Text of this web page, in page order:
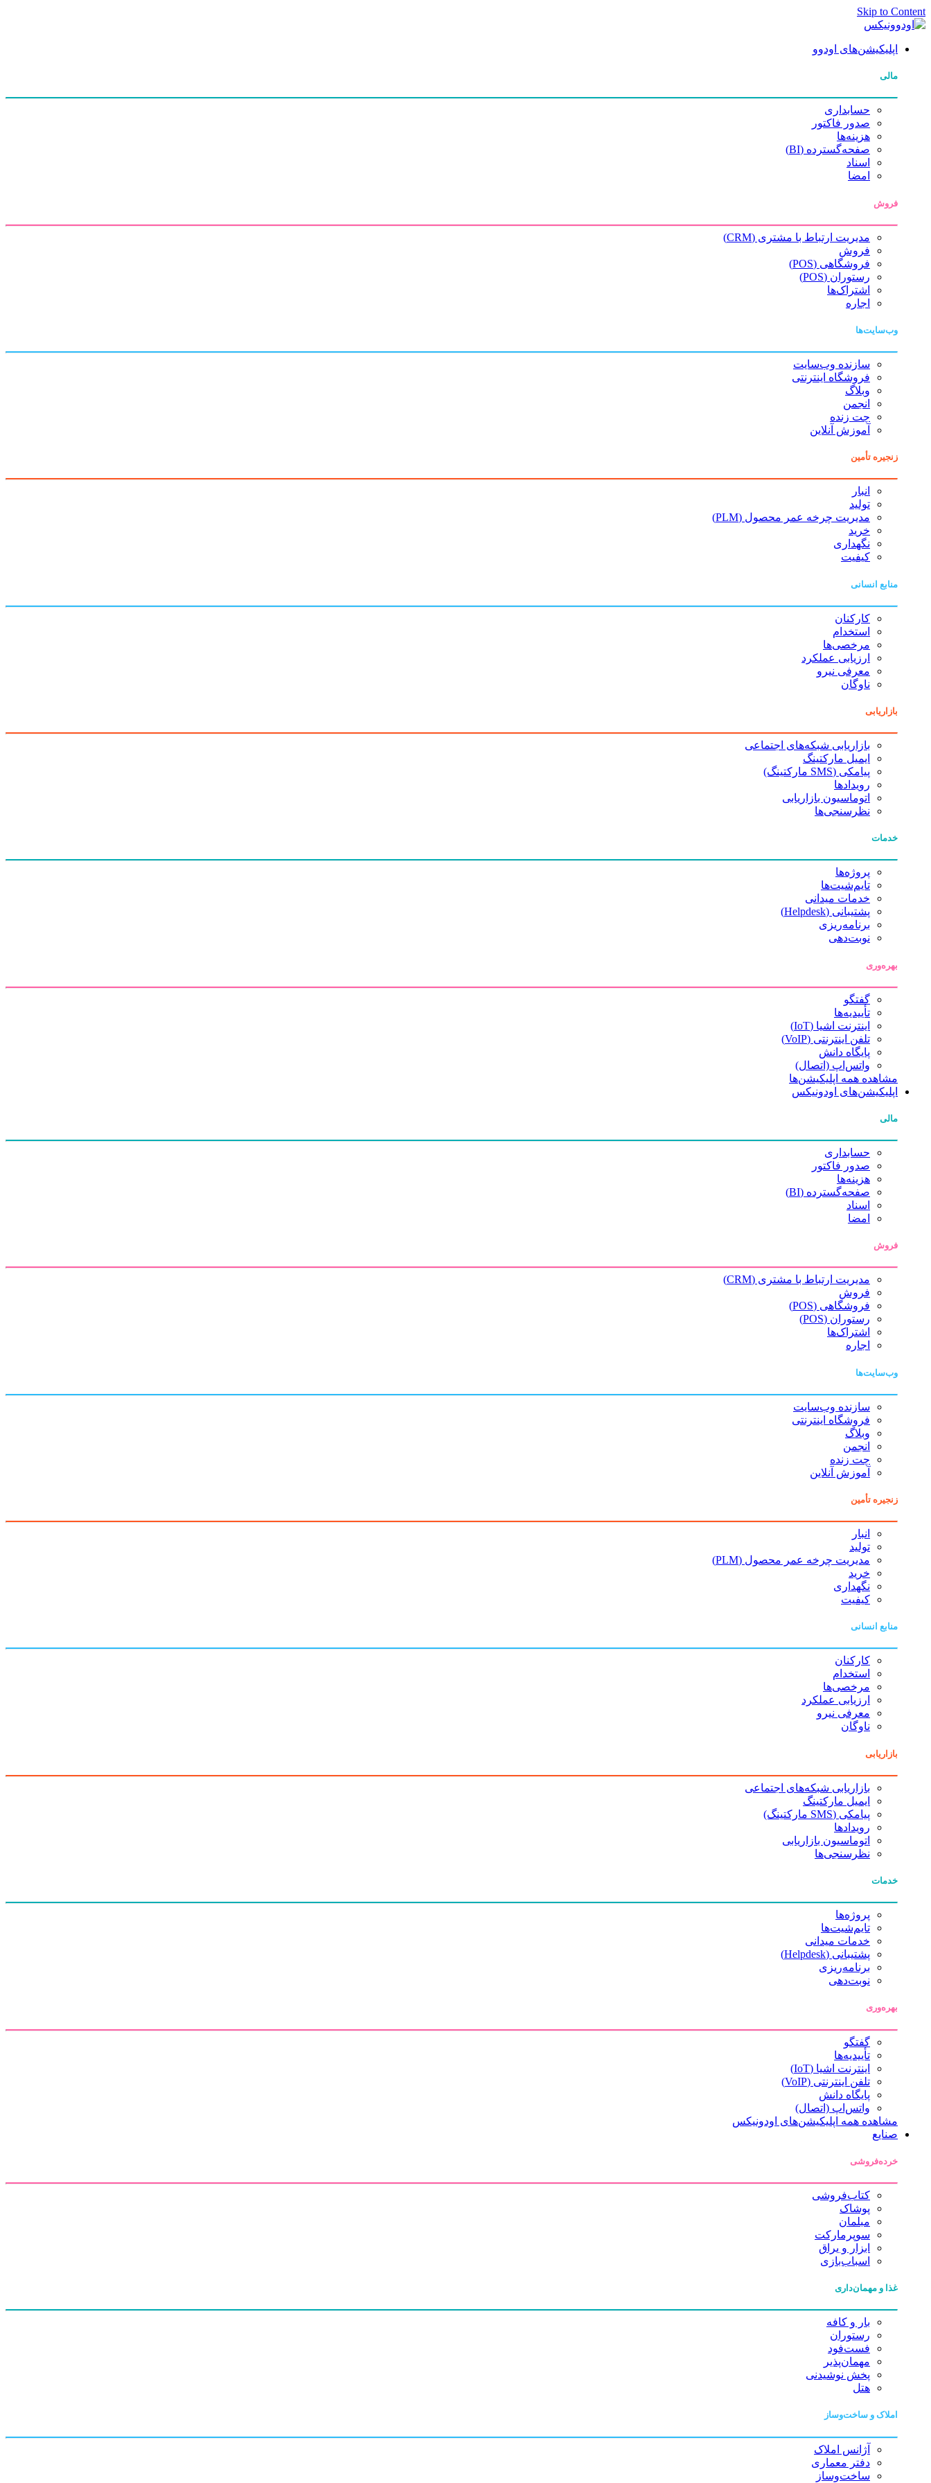
Skip to Content
اپلیکیشن‌های اودوو
مالی
حسابداری
صدور فاکتور
هزینه‌ها
صفحه‌گسترده (BI)
اسناد
امضا
فروش
مدیریت ارتباط با مشتری (CRM)
فروش
فروشگاهی (POS)
رستوران (POS)
اشتراک‌ها
اجاره
وب‌سایت‌ها
سازنده وب‌سایت
فروشگاه اینترنتی
وبلاگ
انجمن
چت زنده
آموزش آنلاین
زنجیره تأمین
انبار
تولید
مدیریت چرخه عمر محصول (PLM)
خرید
نگهداری
کیفیت
منابع انسانی
کارکنان
استخدام
مرخصی‌ها
ارزیابی عملکرد
معرفی نیرو
ناوگان
بازاریابی
بازاریابی شبکه‌های اجتماعی
ایمیل مارکتینگ
پیامکی (SMS مارکتینگ)
رویدادها
اتوماسیون بازاریابی
نظرسنجی‌ها
خدمات
پروژه‌ها
تایم‌شیت‌ها
خدمات میدانی
پشتیبانی (Helpdesk)
برنامه‌ریزی
نوبت‌دهی
بهره‌وری
گفتگو
تأییدیه‌ها
اینترنت اشیا (IoT)
تلفن اینترنتی (VoIP)
پایگاه دانش
واتس‌اپ (اتصال)
مشاهده همه اپلیکیشن‌ها
اپلیکیشن‌های اودونیکس
مالی
حسابداری
صدور فاکتور
هزینه‌ها
صفحه‌گسترده (BI)
اسناد
امضا
فروش
مدیریت ارتباط با مشتری (CRM)
فروش
فروشگاهی (POS)
رستوران (POS)
اشتراک‌ها
اجاره
وب‌سایت‌ها
سازنده وب‌سایت
فروشگاه اینترنتی
وبلاگ
انجمن
چت زنده
آموزش آنلاین
زنجیره تأمین
انبار
تولید
مدیریت چرخه عمر محصول (PLM)
خرید
نگهداری
کیفیت
منابع انسانی
کارکنان
استخدام
مرخصی‌ها
ارزیابی عملکرد
معرفی نیرو
ناوگان
بازاریابی
بازاریابی شبکه‌های اجتماعی
ایمیل مارکتینگ
پیامکی (SMS مارکتینگ)
رویدادها
اتوماسیون بازاریابی
نظرسنجی‌ها
خدمات
پروژه‌ها
تایم‌شیت‌ها
خدمات میدانی
پشتیبانی (Helpdesk)
برنامه‌ریزی
نوبت‌دهی
بهره‌وری
گفتگو
تأییدیه‌ها
اینترنت اشیا (IoT)
تلفن اینترنتی (VoIP)
پایگاه دانش
واتس‌اپ (اتصال)
مشاهده همه اپلیکیشن‌های اودونیکس
صنایع
خرده‌فروشی
کتاب‌فروشی
پوشاک
مبلمان
سوپرمارکت
ابزار و یراق
اسباب‌بازی
غذا و مهمان‌داری
بار و کافه
رستوران
فست‌فود
مهمان‌پذیر
پخش نوشیدنی
هتل
املاک و ساخت‌وساز
آژانس املاک
دفتر معماری
ساخت‌وساز